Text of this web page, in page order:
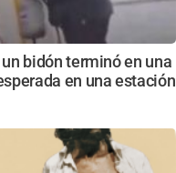
bidón terminó en una
en una estación